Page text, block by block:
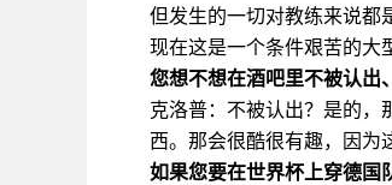
但发生的一切对教练来说都
现在这是一个条件艰苦的大
您想不想在酒吧里不被认出
克洛普：不被认出？是的，
西。那会很酷很有趣，因为
如果您要在世界杯上穿德国